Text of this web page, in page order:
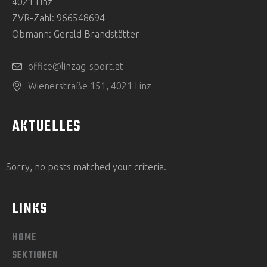
ZVR-Zahl: 966548694
Obmann: Gerald Brandstätter
office@linzag-sport.at
Wienerstraße 151, 4021 Linz
AKTUELLES
Sorry, no posts matched your criteria.
LINKS
HOME
SEKTIONEN